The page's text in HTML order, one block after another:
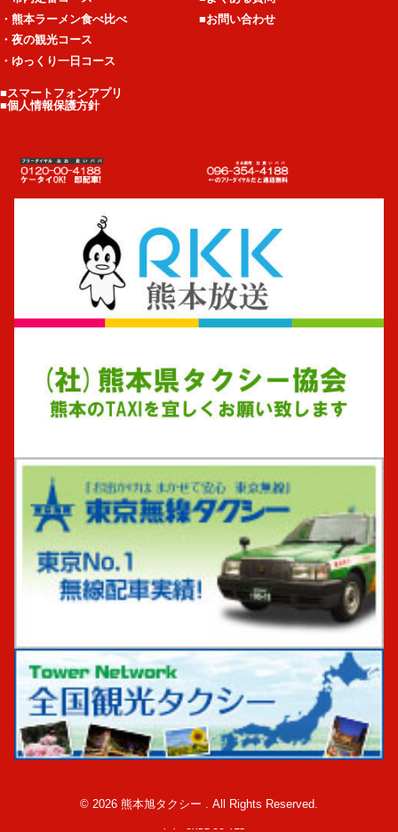
・熊本ラーメン食べ比べ
・夜の観光コース
・ゆっくり一日コース
■お問い合わせ
■スマートフォンアプリ
■個人情報保護方針
© 2026 熊本旭タクシー . All Rights Reserved.